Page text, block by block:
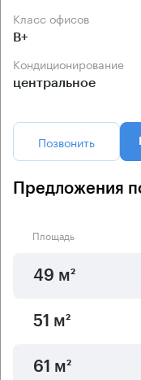
Класс офисов
B+
Кондиционирование
центральное
Позвонить
Предложения
Площадь
49 м²
51 м²
61 м²